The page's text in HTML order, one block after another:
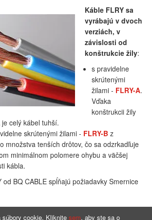
Káble FLRY sa
vyrábajú v dvoch
verziách, v
závislosti od
konštrukcie žily:
s pravidelne
skrútenými
žilami - FLRY-A.
Vďaka
konštrukcii žily
je celý kábel tuhší.
skrútenými žilami - FLRY-B z
množstva tenších drôtov, čo sa odzrkadľuje
minimálnom polomere ohybu a väčšej
kábla.
od BQ CABLE spĺňajú požiadavky Smernice
cookie. Kliknite sem, aby ste sa o